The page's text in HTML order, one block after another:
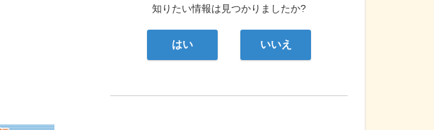
知りたい情報は見つかりましたか?
はい いいえ